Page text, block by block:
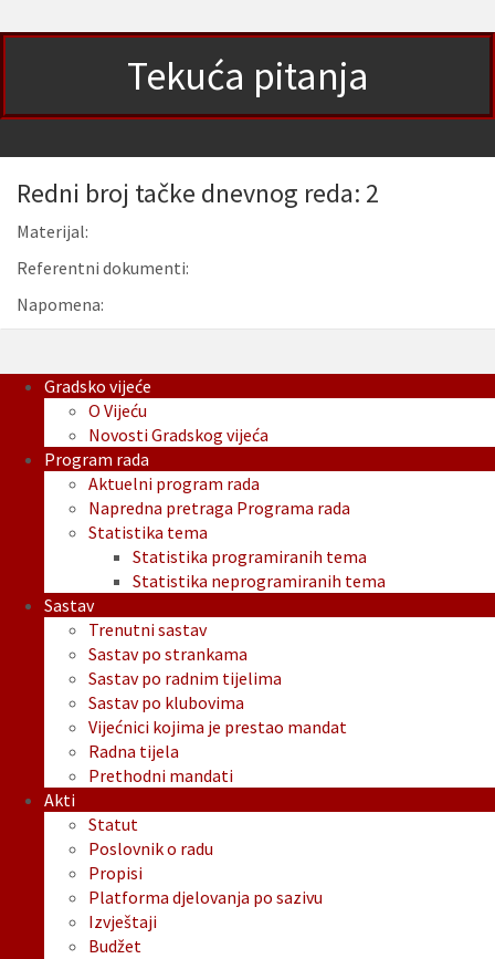
Tekuća pitanja
Redni broj tačke dnevnog reda: 2
Materijal:
Referentni dokumenti:
Napomena:
Gradsko vijeće
O Vijeću
Novosti Gradskog vijeća
Program rada
Aktuelni program rada
Napredna pretraga Programa rada
Statistika tema
Statistika programiranih tema
Statistika neprogramiranih tema
Sastav
Trenutni sastav
Sastav po strankama
Sastav po radnim tijelima
Sastav po klubovima
Vijećnici kojima je prestao mandat
Radna tijela
Prethodni mandati
Akti
Statut
Poslovnik o radu
Propisi
Platforma djelovanja po sazivu
Izvještaji
Budžet